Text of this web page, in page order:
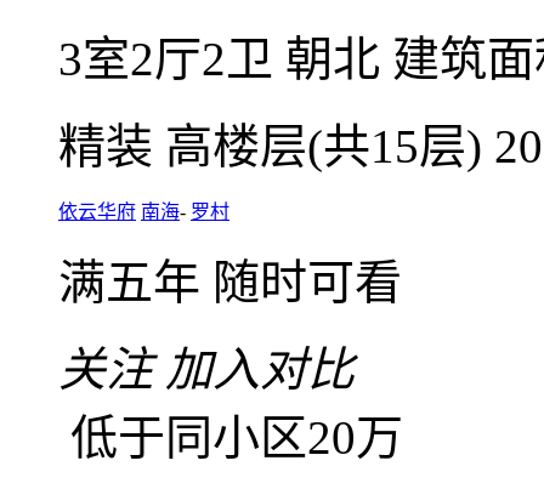
依云华府 3房2厅2卫
3室2厅2卫朝北 建筑
精装 高楼层(共15层)
满五年 随时可看